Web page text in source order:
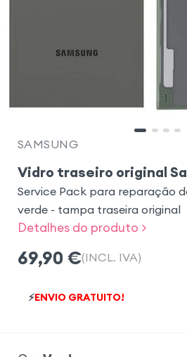
SAMSUNG
Vidro traseiro original
Service Pack para reparação
verde - tampa traseira original
Detalhes do produto >
69,90 €(INCL. IVA)
⚡ENVIO GRATUITO!